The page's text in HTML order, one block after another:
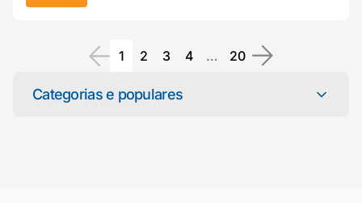
1 2 3 4 … 20
Categorias e populares
online agora